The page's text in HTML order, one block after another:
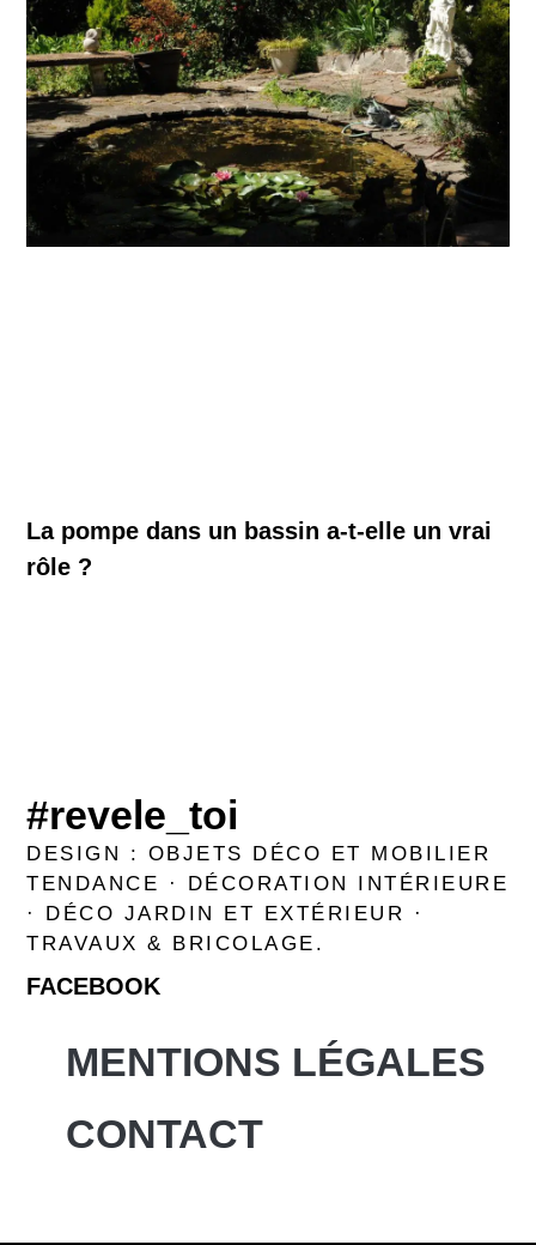
La pompe dans un bassin a-t-elle un vrai
rôle ?
#revele_toi
DESIGN : OBJETS DÉCO ET MOBILIER
TENDANCE · DÉCORATION INTÉRIEURE
· DÉCO JARDIN ET EXTÉRIEUR ·
TRAVAUX & BRICOLAGE.
FACEBOOK
MENTIONS LÉGALES
CONTACT